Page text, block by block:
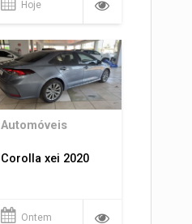
Hoje
Automóveis
Corolla xei 2020
Ontem